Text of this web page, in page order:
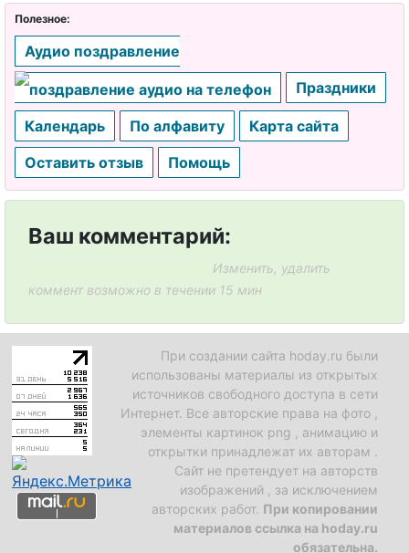
Полезное:
Аудио поздравление
Праздники
Календарь По алфавиту
Карта сайта
Оставить отзыв
Помощь
Ваш комментарий:
Изменить, удалить
коммент возможно в течении 15 мин
При создании сайта hoday.ru были
использованы материалы из открытых
источников свободного доступа в сети
Интернет. Все авторские права на фото ,
элементы картинок png , анимацию и
открытки принадлежат их авторам .
Сайт не претендует на авторств
изображений , за исключением
авторских работ. При копировании
материалов ссылка на hoday.ru
обязательна.